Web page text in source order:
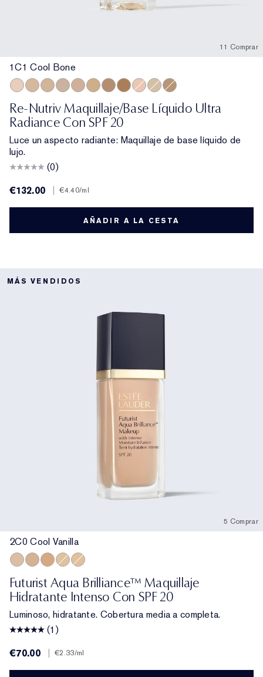
11 Comprar
1C1 Cool Bone
Re-Nutriv Maquillaje/Base Líquido Ultra
Radiance Con SPF 20
Luce un aspecto radiante: Maquillaje de base líquido de
lujo.
(0)
€132.00
€4.40/ml
AÑADIR A LA CESTA
MÁS VENDIDOS
5 Comprar
2C0 Cool Vanilla
Futurist Aqua Brilliance™ Maquillaje
Hidratante Intenso Con SPF 20
Luminoso, hidratante. Cobertura media a completa.
(1)
€70.00
€2.33/ml